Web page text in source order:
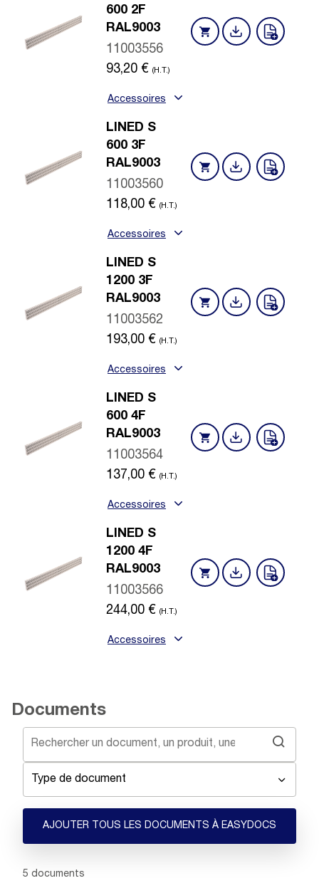
600 2F
RAL9003
11003556
93,20 € (H.T.)
Accessoires
LINED S
600 3F
RAL9003
11003560
118,00 € (H.T.)
Accessoires
LINED S
1200 3F
RAL9003
11003562
193,00 € (H.T.)
Accessoires
LINED S
600 4F
RAL9003
11003564
137,00 € (H.T.)
Accessoires
LINED S
1200 4F
RAL9003
11003566
244,00 € (H.T.)
Accessoires
Documents
Type de document
AJOUTER TOUS LES DOCUMENTS À EASYDOCS
Showing 1 -5
5 documents